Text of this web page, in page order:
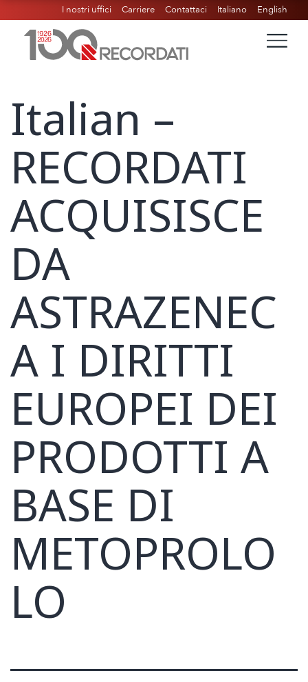
I nostri uffici Carriere Contattaci Italiano English
Italian –
RECORDATI
ACQUISISCE
DA
ASTRAZENEC
A I DIRITTI
EUROPEI DEI
PRODOTTI A
BASE DI
METOPROLO
LO